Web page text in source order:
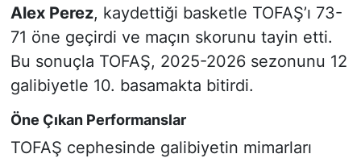
Alex Perez, kaydettiği basketle TOFAŞ’ı 73-
71 öne geçirdi ve maçın skorunu tayin etti.
Bu sonuçla TOFAŞ, 2025-2026 sezonunu 12
galibiyetle 10. basamakta bitirdi.
Öne Çıkan Performanslar
TOFAŞ cephesinde galibiyetin mimarları